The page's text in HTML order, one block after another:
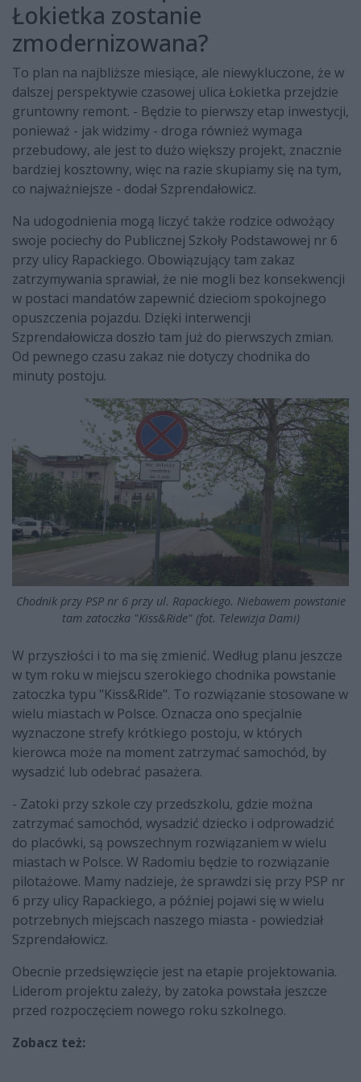
Łokietka zostanie
zmodernizowana?
To plan na najbliższe miesiące, ale niewykluczone, że w
dalszej perspektywie czasowej ulica Łokietka przejdzie
gruntowny remont. - Będzie to pierwszy etap inwestycji,
ponieważ - jak widzimy - droga również wymaga
przebudowy, ale jest to dużo większy projekt, znacznie
bardziej kosztowny, więc na razie skupiamy się na tym,
co najważniejsze - dodał Szprendałowicz.
Na udogodnienia mogą liczyć także rodzice odwożący
swoje pociechy do Publicznej Szkoły Podstawowej nr 6
przy ulicy Rapackiego. Obowiązujący tam zakaz
zatrzymywania sprawiał, że nie mogli bez konsekwencji
w postaci mandatów zapewnić dzieciom spokojnego
opuszczenia pojazdu. Dzięki interwencji
Szprendałowicza doszło tam już do pierwszych zmian.
Od pewnego czasu zakaz nie dotyczy chodnika do
minuty postoju.
Chodnik przy PSP nr 6 przy ul. Rapackiego. Niebawem powstanie
tam zatoczka "Kiss&Ride" (fot. Telewizja Dami)
W przyszłości i to ma się zmienić. Według planu jeszcze
w tym roku w miejscu szerokiego chodnika powstanie
zatoczka typu "Kiss&Ride". To rozwiązanie stosowane w
wielu miastach w Polsce. Oznacza ono specjalnie
wyznaczone strefy krótkiego postoju, w których
kierowca może na moment zatrzymać samochód, by
wysadzić lub odebrać pasażera.
- Zatoki przy szkole czy przedszkolu, gdzie można
zatrzymać samochód, wysadzić dziecko i odprowadzić
do placówki, są powszechnym rozwiązaniem w wielu
miastach w Polsce. W Radomiu będzie to rozwiązanie
pilotażowe. Mamy nadzieje, że sprawdzi się przy PSP nr
6 przy ulicy Rapackiego, a później pojawi się w wielu
potrzebnych miejscach naszego miasta - powiedział
Szprendałowicz.
Obecnie przedsięwzięcie jest na etapie projektowania.
Liderom projektu zależy, by zatoka powstała jeszcze
przed rozpoczęciem nowego roku szkolnego.
Zobacz też: